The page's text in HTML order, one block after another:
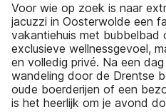
Voor wie op zoek is naar
jacuzzi in Oosterwolde een
vakantiehuis met
exclusieve wellnessgevoel,
en volledig privé. Na een
wandeling door de Drentse
oude boerderijen of een
is het heerlijk om je avond